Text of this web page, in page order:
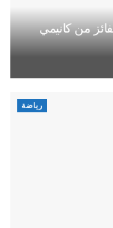
من كانيمي
رياضة